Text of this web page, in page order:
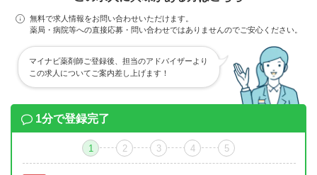
無料で求人情報をお問い合わせいただけます。
薬局・病院等への直接応募・問い合わせではありませんのでご安心ください。
マイナビ薬剤師ご登録後、担当のアドバイザーより
この求人についてご案内差し上げます！
1分で登録完了
1 2 3 4 5